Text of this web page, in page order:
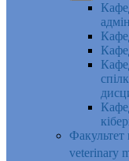
veterinary